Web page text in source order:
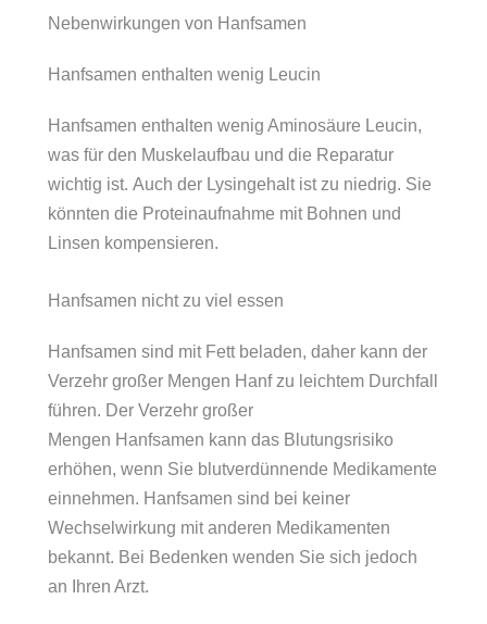
Nebenwirkungen von Hanfsamen
Hanfsamen enthalten wenig Leucin
Hanfsamen enthalten wenig Aminosäure Leucin,
was für den Muskelaufbau und die Reparatur
wichtig ist. Auch der Lysingehalt ist zu niedrig. Sie
könnten die Proteinaufnahme mit Bohnen und
Linsen kompensieren.
Hanfsamen nicht zu viel essen
Hanfsamen sind mit Fett beladen, daher kann der
Verzehr großer Mengen Hanf zu leichtem Durchfall
führen. Der Verzehr großer
Mengen Hanfsamen kann das Blutungsrisiko
erhöhen, wenn Sie blutverdünnende Medikamente
einnehmen. Hanfsamen sind bei keiner
Wechselwirkung mit anderen Medikamenten
bekannt. Bei Bedenken wenden Sie sich jedoch
an Ihren Arzt.